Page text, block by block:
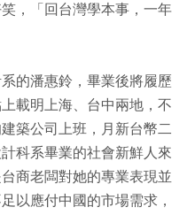
，「回台灣學本事，一年
的潘惠鈴，畢業後將履歷
載明上海、台中兩地，不
築公司上班，月新台幣二
科系畢業的社會新鮮人來
商老闆對她的專業表現並
以應付中國的市場需求，